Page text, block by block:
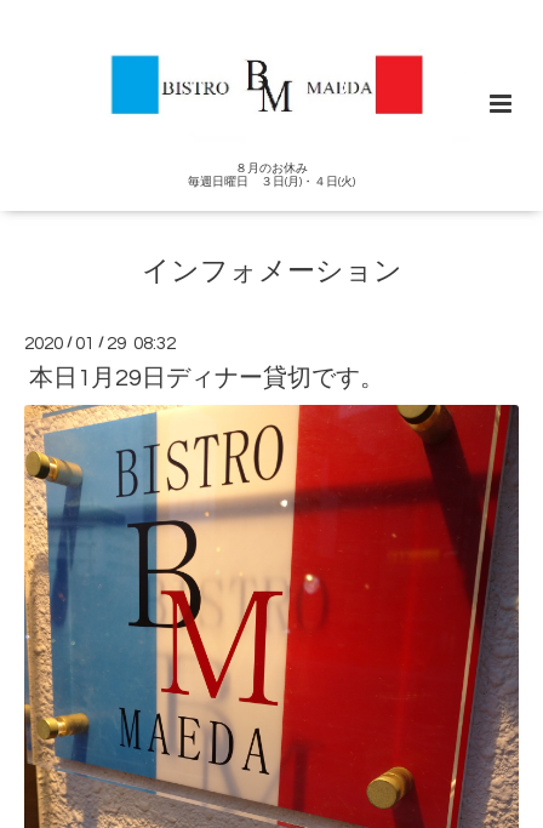
８月のお休み
毎週日曜日 ３日(月)・４日(火)
インフォメーション
2020 /01 / 29 08:32
本日1月29日ディナー貸切です。